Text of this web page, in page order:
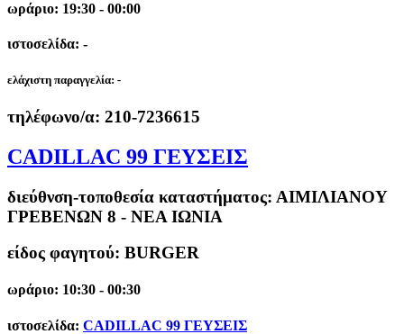
ωράριο: 19:30 - 00:00
ιστοσελίδα: -
ελάχιστη παραγγελία: -
τηλέφωνο/α: 210-7236615
CADILLAC 99 ΓΕΥΣΕΙΣ
διεύθνση-τοποθεσία καταστήματος: ΑΙΜΙΛΙΑΝΟΥ
ΓΡΕΒΕΝΩΝ 8 - ΝΕΑ ΙΩΝΙΑ
είδος φαγητού: BURGER
ωράριο: 10:30 - 00:30
ιστοσελίδα: CADILLAC 99 ΓΕΥΣΕΙΣ